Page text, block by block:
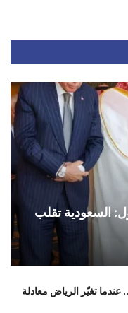
السعودية تقلب
تغيّر الرياض معادلة